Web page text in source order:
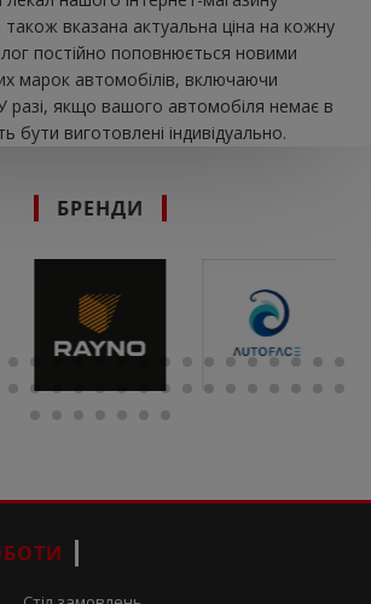
також вказана актуальна ціна на кожну
постійно поповнюється новими
марок автомобілів, включаючи
разі, якщо вашого автомобіля немає в
бути виготовлені індивідуально.
БРЕНДИ